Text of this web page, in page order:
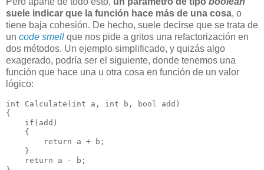
suele indicar que la función hace más de una cosa, o
tiene baja cohesión. De hecho, suele decirse que se trata de
un code smell que nos pide a gritos una refactorización en
dos métodos. Un ejemplo simplificado, y quizás algo
exagerado, podría ser el siguiente, donde tenemos una
función que hace una u otra cosa en función de un valor
lógico:
int Calculate(int a, int b, bool add)
{
    if(add)
    {
        return a + b;
    }
    return a - b;